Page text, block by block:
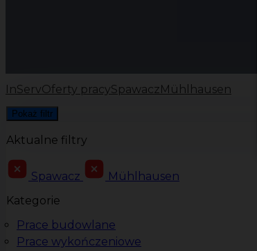
InServOferty pracySpawacz Mühlhausen
Pokaż filtr
Aktualne filtry
Spawacz
Mühlhausen
Kategorie
Prace budowlane
Prace wykończeniowe